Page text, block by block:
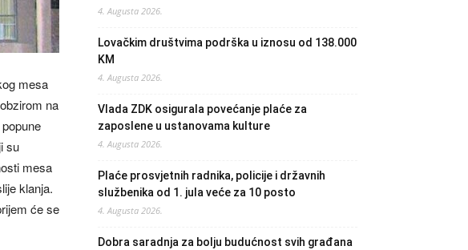
mesa
na
su
mesa
klanja.
će se
4. Augusta 2026.
Lovačkim društvima podrška u iznosu od 138.000
KM
4. Augusta 2026.
Vlada ZDK osigurala povećanje plaće za
zaposlene u ustanovama kulture
4. Augusta 2026.
Plaće prosvjetnih radnika, policije i državnih
službenika od 1. jula veće za 10 posto
4. Augusta 2026.
Dobra saradnja za bolju budućnost svih građana